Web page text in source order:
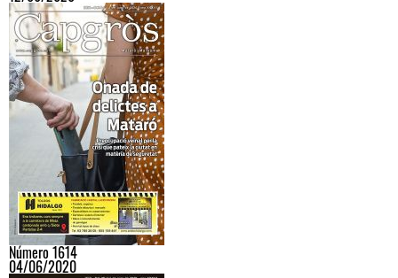
Número 1614
04/06/2020